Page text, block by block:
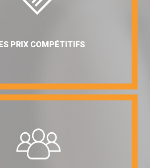
PRIX COMPÉTITIFS